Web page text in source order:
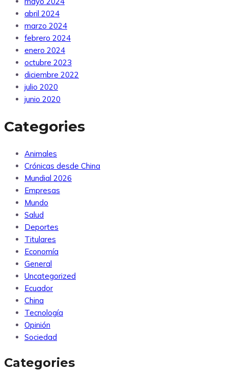
abril 2024
marzo 2024
febrero 2024
enero 2024
octubre 2023
diciembre 2022
julio 2020
junio 2020
Categories
Animales
Crónicas desde China
Mundial 2026
Empresas
Mundo
Salud
Deportes
Titulares
Economía
General
Uncategorized
Ecuador
China
Tecnología
Opinión
Sociedad
Categories